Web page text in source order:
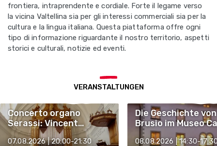
frontiera, intraprendente e cordiale. Forte il legame verso
la vicina Valtellina sia per gli interessi commerciali sia per la
cultura e la lingua italiana. Questa piattaforma offre ogni
tipo di informazione riguardante il nostro territorio, aspetti
storici e culturali, notizie ed eventi.
VERANSTALTUNGEN
Concerto organo
Serassi: Vincent
Thévénaz
07.08.2026 | 20:00-21:30
Die Geschichte von
Brusio im Museo
Besta
08.08.2026 | 14:30-